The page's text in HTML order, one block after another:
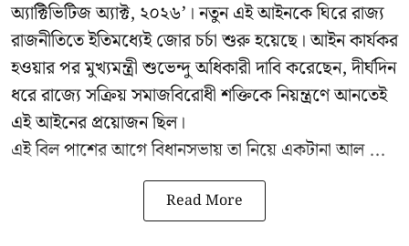
অ্যাক্টিভিটিজ অ্যাক্ট, ২০২৬’। নতুন এই আইনকে ঘিরে রাজ্য
রাজনীতিতে ইতিমধ্যেই জোর চর্চা শুরু হয়েছে। আইন কার্যকর
হওয়ার পর মুখ্যমন্ত্রী শুভেন্দু অধিকারী দাবি করেছেন, দীর্ঘদিন
ধরে রাজ্যে সক্রিয় সমাজবিরোধী শক্তিকে নিয়ন্ত্রণে আনতেই
এই আইনের প্রয়োজন ছিল।
এই বিল পাশের আগে বিধানসভায় তা নিয়ে একটানা আল ...
Read More